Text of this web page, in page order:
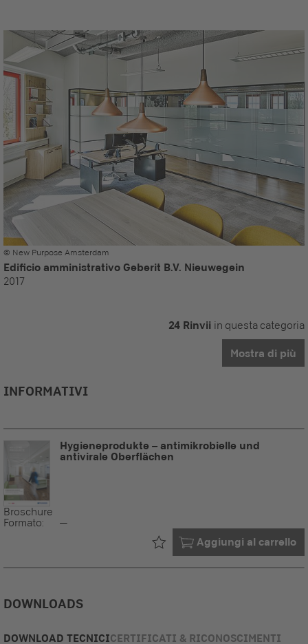
© New Purpose Amsterdam
Edificio amministrativo Geberit B.V. Nieuwegein
2017
24 Rinvii in questa categoria
Mostra di più
INFORMATIVI
Hygieneprodukte – antimikrobielle und
antivirale Oberflächen
Broschure
Formato:
--
Aggiungi al carrello
Già nel tuo
DOWNLOADS
DOWNLOAD TECNICICERTIFICATI & RICONOSCIMENTI